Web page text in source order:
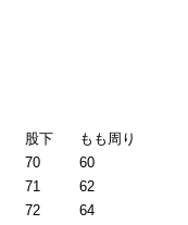
股下
もも周り
70
60
71
62
72
64